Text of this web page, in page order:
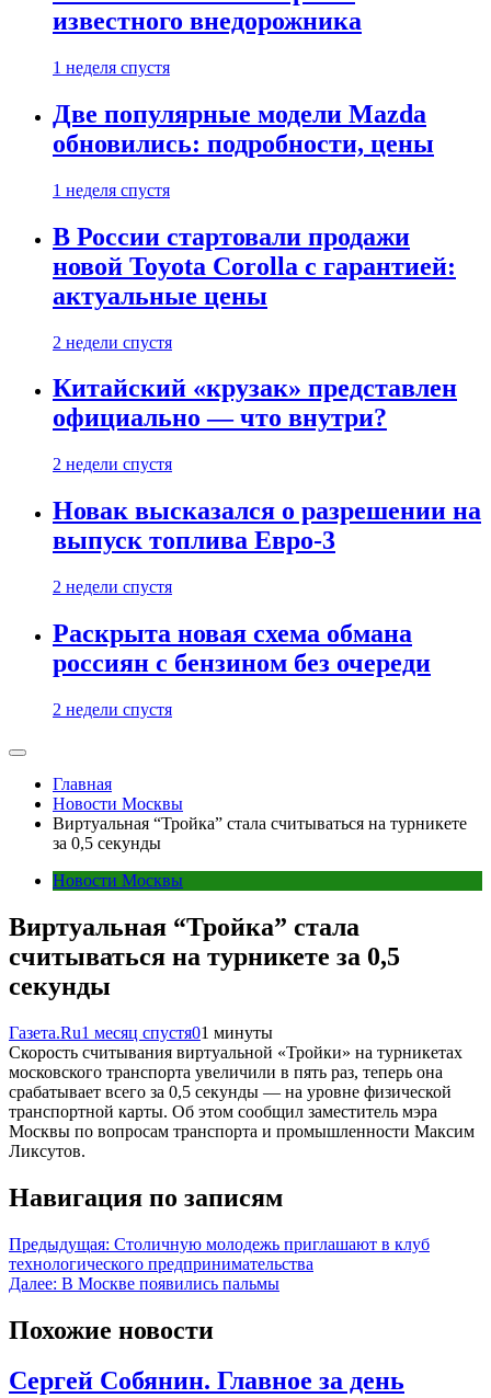
известного внедорожника
1 неделя спустя
Две популярные модели Mazda
обновились: подробности, цены
1 неделя спустя
В России стартовали продажи
новой Toyota Corolla с гарантией:
актуальные цены
2 недели спустя
Китайский «крузак» представлен
официально — что внутри?
2 недели спустя
Новак высказался о разрешении на
выпуск топлива Евро-3
2 недели спустя
Раскрыта новая схема обмана
россиян с бензином без очереди
2 недели спустя
Главная
Новости Москвы
Виртуальная “Тройка” стала считываться на турникете
за 0,5 секунды
Новости Москвы
Виртуальная “Тройка” стала
считываться на турникете за 0,5
секунды
Газета.Ru1 месяц спустя01 минуты
Скорость считывания виртуальной «Тройки» на турникетах
московского транспорта увеличили в пять раз, теперь она
срабатывает всего за 0,5 секунды — на уровне физической
транспортной карты. Об этом сообщил заместитель мэра
Москвы по вопросам транспорта и промышленности Максим
Ликсутов.
Навигация по записям
Предыдущая: Столичную молодежь приглашают в клуб
технологического предпринимательства
Далее: В Москве появились пальмы
Похожие новости
Сергей Собянин. Главное за день